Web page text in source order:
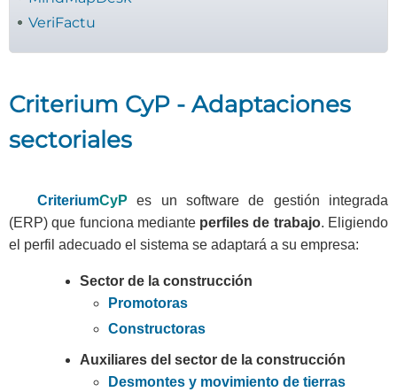
VeriFactu
Criterium CyP - Adaptaciones
sectoriales
CriteriumCyP es un software de gestión integrada
(ERP) que funciona mediante perfiles de trabajo. Eligiendo
el perfil adecuado el sistema se adaptará a su empresa:
Sector de la construcción
Promotoras
Constructoras
Auxiliares del sector de la construcción
Desmontes y movimiento de tierras